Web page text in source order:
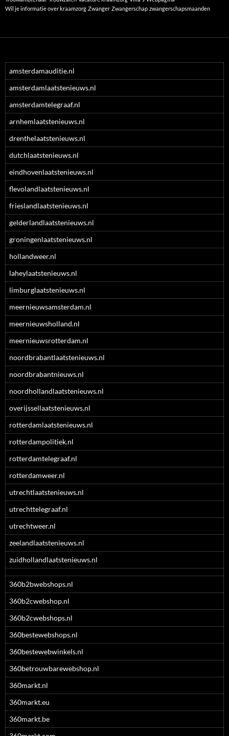
Wil je informatie over kraamzorg Zwanger Zwangerschap zwangerschapsmaanden
amsterdamauditie.nl
amsterdamlaatstenieuws.nl
amsterdamtelegraaf.nl
arnhemlaatstenieuws.nl
drenthelaatstenieuws.nl
dutchlaatstenieuws.nl
eindhovenlaatstenieuws.nl
flevolandlaatstenieuws.nl
frieslandlaatstenieuws.nl
gelderlandlaatstenieuws.nl
groningenlaatstenieuws.nl
hollandweer.nl
laheylaatstenieuws.nl
limburglaatstenieuws.nl
meernieuwsamsterdam.nl
meernieuwsholland.nl
meernieuwsrotterdam.nl
noordbrabantlaatstenieuws.nl
noordbrabantnieuws.nl
noordhollandlaatstenieuws.nl
overijssellaatstenieuws.nl
rotterdamlaatstenieuws.nl
rotterdampolitiek.nl
rotterdamtelegraaf.nl
rotterdamweer.nl
utrechtlaatstenieuws.nl
utrechttelegraaf.nl
utrechtweer.nl
zeelandlaatstenieuws.nl
zuidhollandlaatstenieuws.nl
360b2bwebshops.nl
360b2cwebshop.nl
360b2cwebshops.nl
360bestewebshops.nl
360bestewebwinkels.nl
360betrouwbarewebshop.nl
360markt.nl
360markt.eu
360markt.be